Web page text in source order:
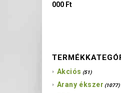
000 Ft
Akciós (51)
Arany ékszer (1077)